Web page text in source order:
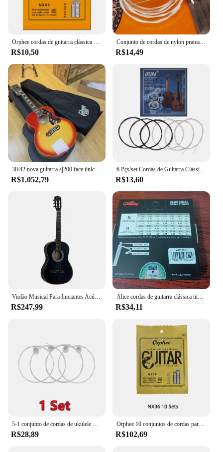
R$10,50
Conjunto de cordas de nylon prateado para violão, acessórios clássicos e clássicos, conjunto de 6 peças, e, a, d, g, b e e
R$14,49
R$1.052,79
6 Pçs/set Cordas de Guitarra Clássica Núcleo de Nylon Banhado a Prata Liga de Cobre Ferida Peças e Acessórios de Instrumento de Guitarra Clássica
R$13,60
R$247,99
Alice cordas de guitarra clássica titânio náilon banhado a prata 85/15 bronze ferida 028 0285 polegadas tensão normal e dura AC139N-H
R$34,11
R$28,89
Orphee 10 conjuntos de cordas para violão clássico, nylon de alta qualidade + 3% poliéster, tensão normal/dura 028-043/028-045, atacado
R$102,69